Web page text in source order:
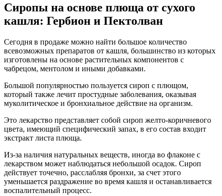
Сиропы на основе плюща от сухого
кашля: Гербион и Пектолван
Сегодня в продаже можно найти большое количество
всевозможных препаратов от кашля, большинство из которых
изготовлены на основе растительных компонентов с
чабрецом, ментолом и иными добавками.
Большой популярностью пользуется сироп с плющом,
который также лечит простудные заболевания, оказывая
муколитическое и бронхиальное действие на организм.
Это лекарство представляет собой сироп желто-коричневого
цвета, имеющий специфический запах, в его состав входит
экстракт листа плюща.
Из-за наличия натуральных веществ, иногда во флаконе с
лекарством может наблюдаться небольшой осадок. Сироп
действует точечно, расслабляя бронхи, за счет этого
уменьшается раздражение во время кашля и останавливается
воспалительный процесс.